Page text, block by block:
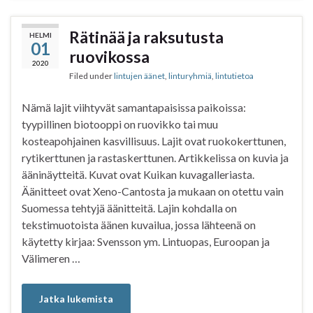
e
b
o
o
t
t
s
A
p
p
r
e
HELMI
01
2020
Rätinää ja raksutusta
ruovikossa
Filed underlintujen äänet, linturyhmiä, lintutietoa
Nämä lajit viihtyvät samantapaisissa paikoissa:
tyypillinen biotooppi on ruovikko tai muu
kosteapohjainen kasvillisuus. Lajit ovat ruokokerttunen,
rytikerttunen ja rastaskerttunen. Artikkelissa on kuvia ja
ääninäytteitä. Kuvat ovat Kuikan kuvagalleriasta.
Äänitteet ovat Xeno-Cantosta ja mukaan on otettu vain
Suomessa tehtyjä äänitteitä. Lajin kohdalla on
tekstimuotoista äänen kuvailua, jossa lähteenä on
käytetty kirjaa: Svensson ym. Lintuopas, Euroopan ja
Välimeren …
Jatka lukemista